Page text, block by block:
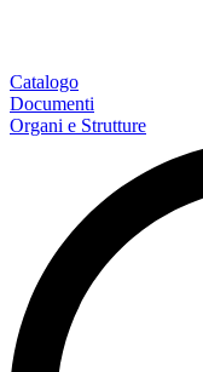
Catalogo
Documenti
Organi e Strutture